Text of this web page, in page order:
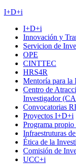
I+D+i
I+D+i
Innovación y
Servicion de
OPE
CINTTEC
HRS4R
Mentoría para la
Centro de
Investigador
Convocatorias
Proyectos I+D+i
Programa
Infraestruturas
Ética de la
Comisión de
UCC+i